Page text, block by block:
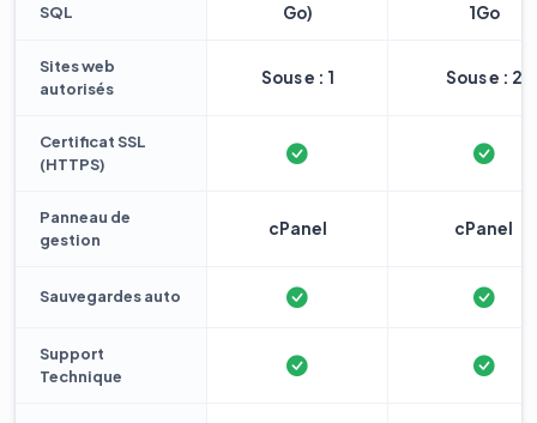
SQL
Go)
1Go
Sites web
autorisés
Sous e : 1 Sous e : 2
Certificat SSL
(HTTPS)
Panneau de
gestion
cPanel cPanel
Sauvegardes auto
Support
Technique